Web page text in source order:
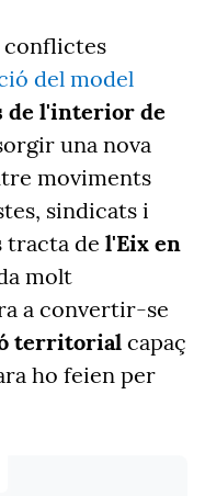
conflictes
del model
de l'interior de
una nova
moviments
sindicats i
tracta de l'Eix en
molt
a convertir-se
territorial capaç
ho feien per